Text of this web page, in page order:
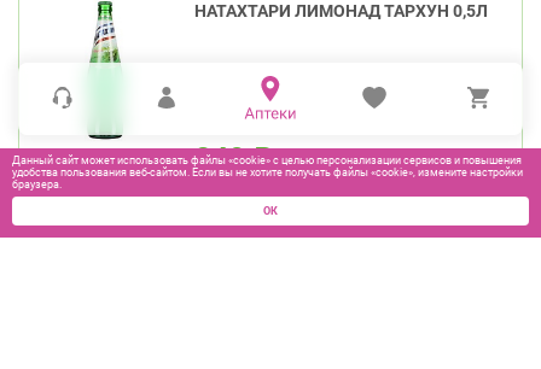
НАТАХТАРИ ЛИМОНАД ТАРХУН 0,5Л
240₽
Данный сайт может использовать файлы «cookie» с целью персонализации сервисов и повышения
удобства пользования веб-сайтом. Если вы не хотите получать файлы «cookie», измените настройки
браузера.
ОК